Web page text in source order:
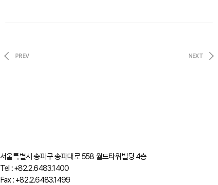
PREV NEXT
서울특별시 송파구 송파대로 558 월드타워빌딩 4층
Tel : +82.2.6483.1400
Fax : +82.2.6483.1499